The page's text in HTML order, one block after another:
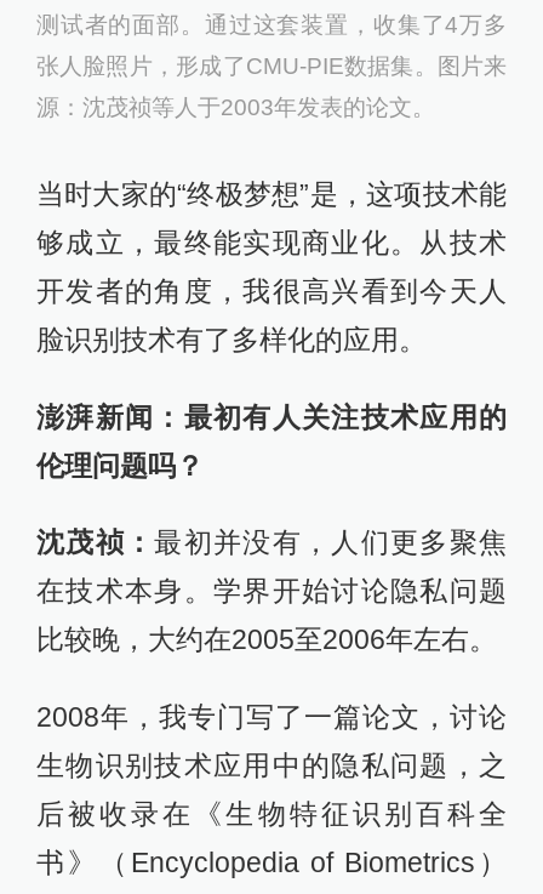
测试者的面部。通过这套装置，收集了4万多
张人脸照片，形成了CMU-PIE数据集。图片来
源：沈茂祯等人于2003年发表的论文。
当时大家的“终极梦想”是，这项技术能
够成立，最终能实现商业化。从技术
开发者的角度，我很高兴看到今天人
脸识别技术有了多样化的应用。
澎湃新闻：最初有人关注技术应用的
伦理问题吗？
沈茂祯：最初并没有，人们更多聚焦
在技术本身。学界开始讨论隐私问题
比较晚，大约在2005至2006年左右。
2008年，我专门写了一篇论文，讨论
生物识别技术应用中的隐私问题，之
后被收录在《生物特征识别百科全
书》（Encyclopedia of Biometrics）